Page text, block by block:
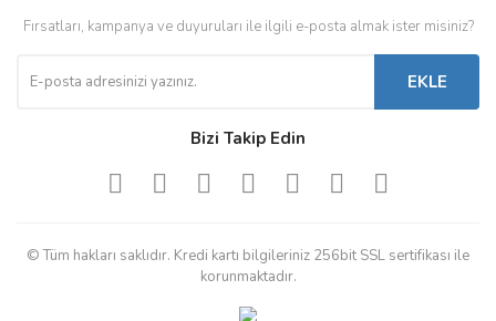
Fırsatları, kampanya ve duyuruları ile ilgili e-posta almak ister misiniz?
EKLE
Bizi Takip Edin
© Tüm hakları saklıdır. Kredi kartı bilgileriniz 256bit SSL sertifikası ile
korunmaktadır.